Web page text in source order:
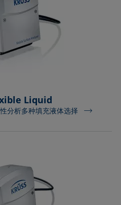
Liquid
分析多种填充液体选择